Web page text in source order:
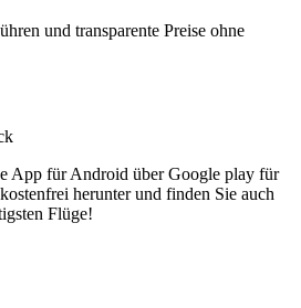
und transparente Preise ohne
App für Android über Google play für
herunter und finden Sie auch
Flüge!